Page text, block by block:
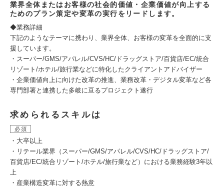
業界全体またはお客様の社会的価値・企業価値が向上する
ためのプラン策定や変革の実行をリードします。
◆業務詳細
下記のようなテーマに携わり、業界全体、お客様の変革を全面的に支
援しています。
・スーパー/GMS/アパレル/CVS/HC/ドラッグストア/百貨店/EC/統合
リゾート/ホテル/旅行業などに特化したクライアントアドバイザー
・企業価値向上に向けた改革の推進、業務改革・デジタル変革など各
専門部署と連携した多岐に亘るプロジェクト遂行
求められるスキルは
必須
・大卒以上
・リテール業界（スーパー/GMS/アパレル/CVS/HC/ドラッグストア/
百貨店/EC/統合リゾート/ホテル/旅行業など）における業務経験3年以
上
・産業構造変革に対する熱意